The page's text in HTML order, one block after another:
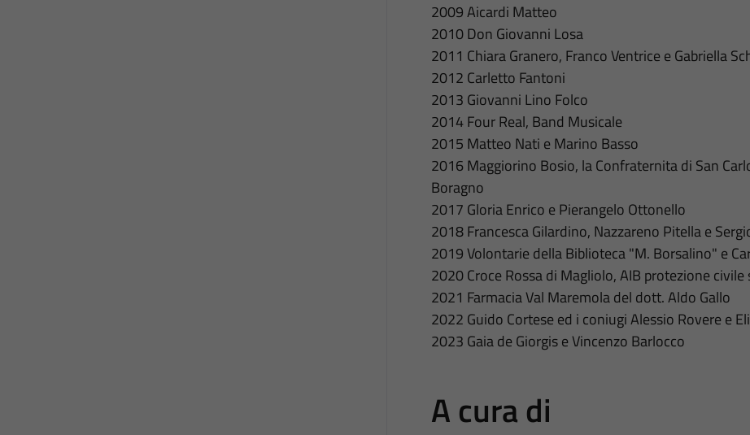
2009 Aicardi Matteo
2010 Don Giovanni Losa
2011 Chiara Granero, Franco Ventrice e Gabriella
2012 Carletto Fantoni
2013 Giovanni Lino Folco
2014 Four Real, Band Musicale
2015 Matteo Nati e Marino Basso
2016 Maggiorino Bosio, la Confraternita di San
Boragno
2017 Gloria Enrico e Pierangelo Ottonello
2018 Francesca Gilardino, Nazzareno Pitella e
2019 Volontarie della Biblioteca "M. Borsalino" e
2020 Croce Rossa di Magliolo, AIB protezione civile
2021 Farmacia Val Maremola del dott. Aldo Gallo
2022 Guido Cortese ed i coniugi Alessio Rovere e
2023 Gaia de Giorgis e Vincenzo Barlocco
A cura di